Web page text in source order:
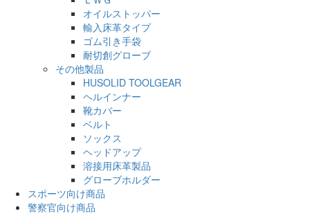
オイルストッパー
輸入床革タイプ
ゴム引き手袋
耐切創グローブ
その他製品
HUSOLID TOOLGEAR
ヘルインナー
靴カバー
ベルト
ソックス
ヘッドアップ
溶接用床革製品
グローブホルダー
スポーツ向け商品
警察官向け商品